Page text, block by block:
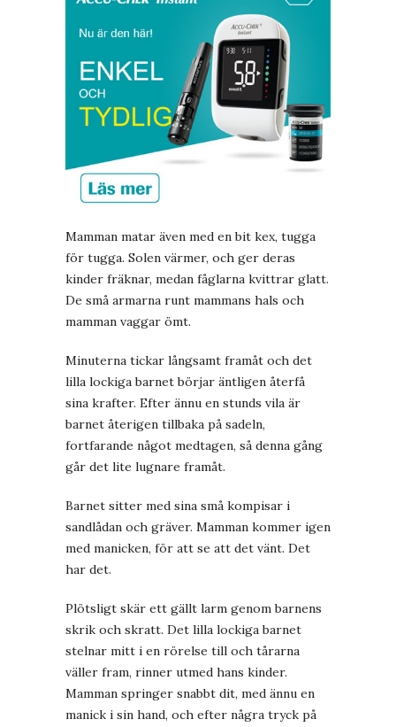
Mamman matar även med en bit kex, tugga
för tugga. Solen värmer, och ger deras
kinder fräknar, medan fåglarna kvittrar glatt.
De små armarna runt mammans hals och
mamman vaggar ömt.
Minuterna tickar långsamt framåt och det
lilla lockiga barnet börjar äntligen återfå
sina krafter. Efter ännu en stunds vila är
barnet återigen tillbaka på sadeln,
fortfarande något medtagen, så denna gång
går det lite lugnare framåt.
Barnet sitter med sina små kompisar i
sandlådan och gräver. Mamman kommer igen
med manicken, för att se att det vänt. Det
har det.
Plötsligt skär ett gällt larm genom barnens
skrik och skratt. Det lilla lockiga barnet
stelnar mitt i en rörelse till och tårarna
väller fram, rinner utmed hans kinder.
Mamman springer snabbt dit, med ännu en
manick i sin hand, och efter några tryck på